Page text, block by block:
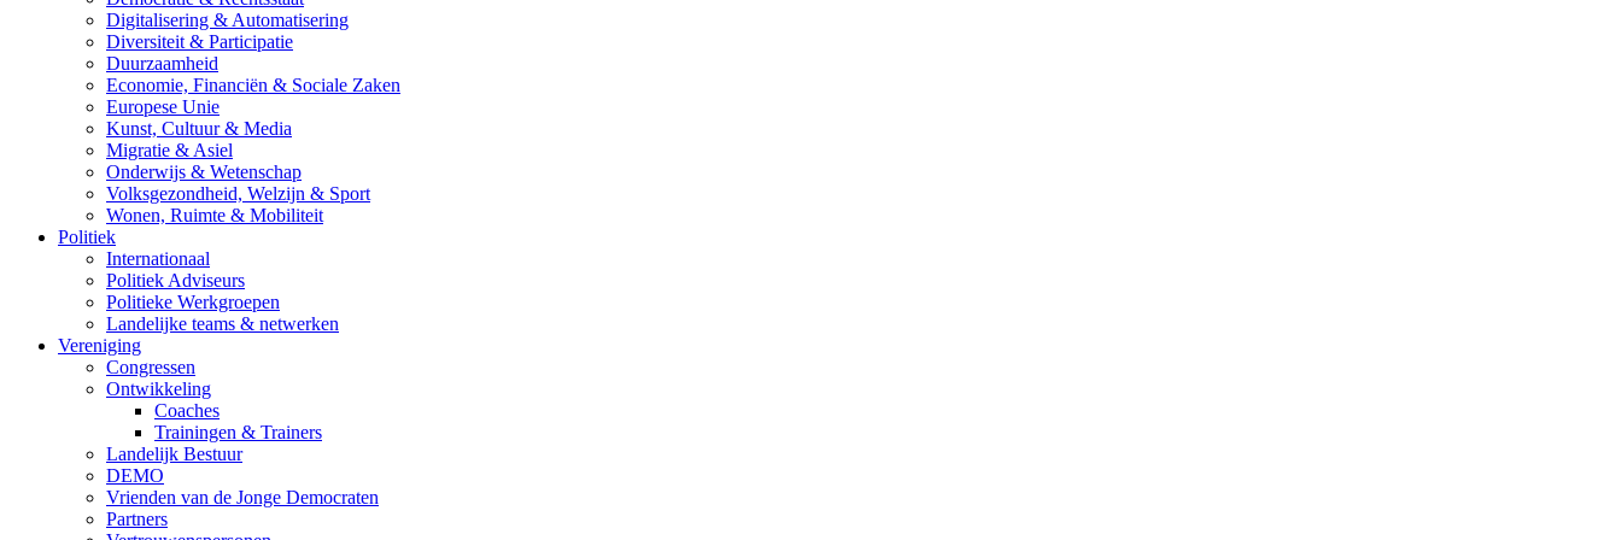
Digitalisering & Automatisering
Diversiteit & Participatie
Duurzaamheid
Economie, Financiën & Sociale Zaken
Europese Unie
Kunst, Cultuur & Media
Migratie & Asiel
Onderwijs & Wetenschap
Volksgezondheid, Welzijn & Sport
Wonen, Ruimte & Mobiliteit
Politiek
Internationaal
Politiek Adviseurs
Politieke Werkgroepen
Landelijke teams & netwerken
Vereniging
Congressen
Ontwikkeling
Coaches
Trainingen & Trainers
Landelijk Bestuur
DEMO
Vrienden van de Jonge Democraten
Partners